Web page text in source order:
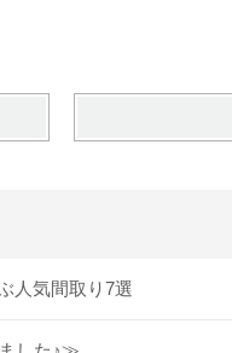
人気間取り7選